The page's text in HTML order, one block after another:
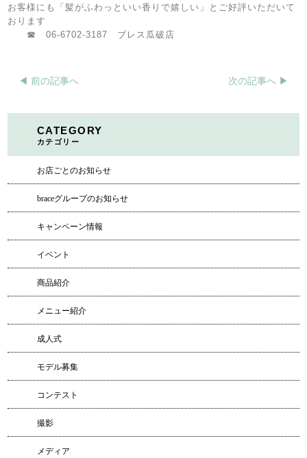
お客様にも「髪がふわっといい香りで嬉しい」とご好評いただいて
おります
☎ 06-6702-3187 ブレス瓜破店
◀︎ 前の記事へ 次の記事へ ▶︎
CATEGORY
カテゴリー
お店ごとのお知らせ
braceグループのお知らせ
キャンペーン情報
イベント
商品紹介
メニュー紹介
成人式
モデル募集
コンテスト
撮影
メディア